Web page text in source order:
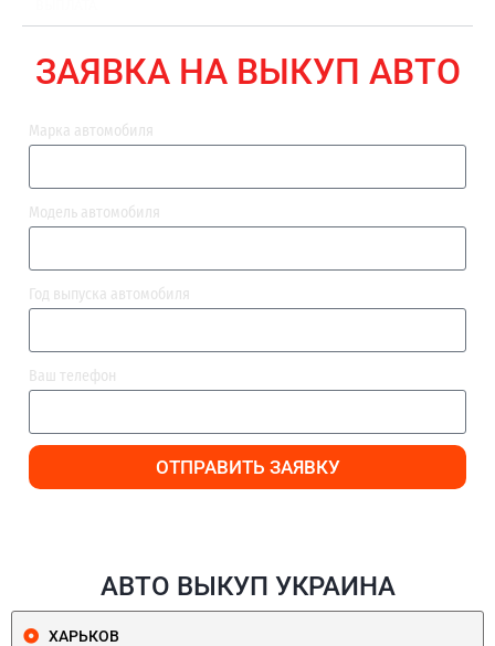
ЗАЯВКА НА ВЫКУП АВТО
Марка автомобиля
Модель автомобиля
Год выпуска автомобиля
Ваш телефон
ОТПРАВИТЬ ЗАЯВКУ
АВТО ВЫКУП УКРАИНА
ХАРЬКОВ